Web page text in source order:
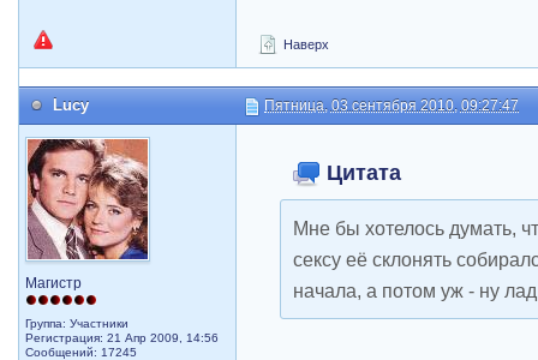
Наверх
Lucy Пятница, 03 сентября 2010, 09:27:47
Магистр
Группа: Участники
Регистрация: 21 Апр 2009, 14:56
Сообщений: 17245
Цитата
Мне бы хотелось думать,
сексу её склонять
начала, а потом уж - ну